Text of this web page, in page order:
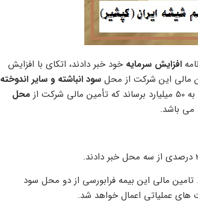
افزایش سرمایه خود خبر دادند، اتکای با افزایش
سود انباشته و سایر اندوخته
محل
می باشد.
را از 325 به 400 میلیارد تومان برساند. تامین مالی این بیمه فرابورسی از دو محل سود
های عملیاتی اعمال خواهد شد.